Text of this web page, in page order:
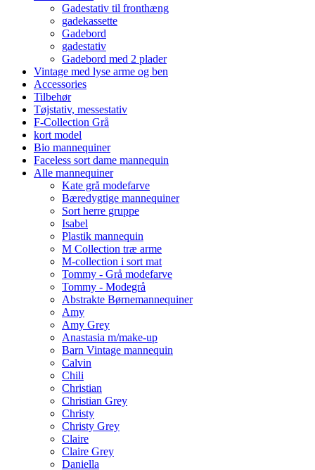
Gadestativ til fronthæng
gadekassette
Gadebord
gadestativ
Gadebord med 2 plader
Vintage med lyse arme og ben
Accessories
Tilbehør
Tøjstativ, messestativ
F-Collection Grå
kort model
Bio mannequiner
Faceless sort dame mannequin
Alle mannequiner
Kate grå modefarve
Bæredygtige mannequiner
Sort herre gruppe
Isabel
Plastik mannequin
M Collection træ arme
M-collection i sort mat
Tommy - Grå modefarve
Tommy - Modegrå
Abstrakte Børnemannequiner
Amy
Amy Grey
Anastasia m/make-up
Barn Vintage mannequin
Calvin
Chili
Christian
Christian Grey
Christy
Christy Grey
Claire
Claire Grey
Daniella